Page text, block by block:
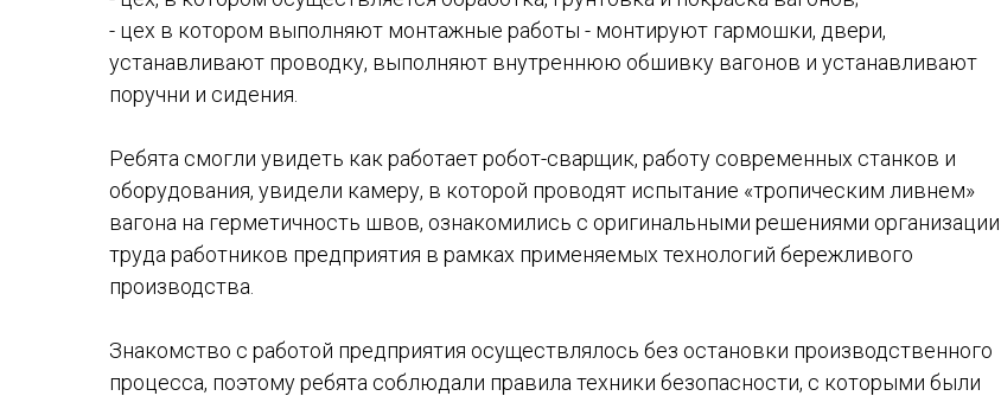
- цех в котором выполняют монтажные работы - монтируют гармошки, двери,
устанавливают проводку, выполняют внутреннюю обшивку вагонов и устанавливают
поручни и сидения.
Ребята смогли увидеть как работает робот-сварщик, работу современных станков и
оборудования, увидели камеру, в которой проводят испытание «тропическим ливнем»
вагона на герметичность швов, ознакомились с оригинальными решениями организации
труда работников предприятия в рамках применяемых технологий бережливого
производства.
Знакомство с работой предприятия осуществлялось без остановки производственного
процесса, поэтому ребята соблюдали правила техники безопасности, с которыми были